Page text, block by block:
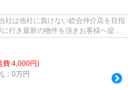
社は他社に負けない総合仲介店を目指
行き最新の物件を頂きお客様へ提供
費 4,000円)
：0万円